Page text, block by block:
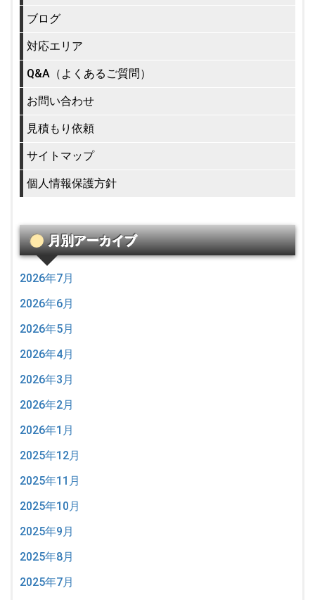
ブログ
対応エリア
Q&A（よくあるご質問）
お問い合わせ
見積もり依頼
サイトマップ
個人情報保護方針
月別アーカイブ
2026年7月
2026年6月
2026年5月
2026年4月
2026年3月
2026年2月
2026年1月
2025年12月
2025年11月
2025年10月
2025年9月
2025年8月
2025年7月